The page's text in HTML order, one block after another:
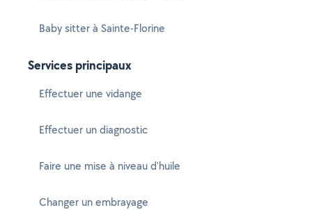
Baby sitter à Sainte-Florine
Services principaux
Effectuer une vidange
Effectuer un diagnostic
Faire une mise à niveau d'huile
Changer un embrayage